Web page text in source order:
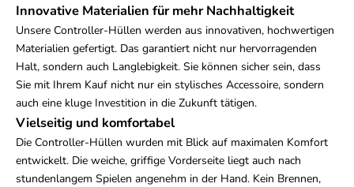
Innovative Materialien für mehr Nachhaltigkeit
Unsere Controller-Hüllen werden aus innovativen, hochwertigen
Materialien gefertigt. Das garantiert nicht nur hervorragenden
Halt, sondern auch Langlebigkeit. Sie können sicher sein, dass
Sie mit Ihrem Kauf nicht nur ein stylisches Accessoire, sondern
auch eine kluge Investition in die Zukunft tätigen.
Vielseitig und komfortabel
Die Controller-Hüllen wurden mit Blick auf maximalen Komfort
entwickelt. Die weiche, griffige Vorderseite liegt auch nach
stundenlangem Spielen angenehm in der Hand. Kein Brennen,